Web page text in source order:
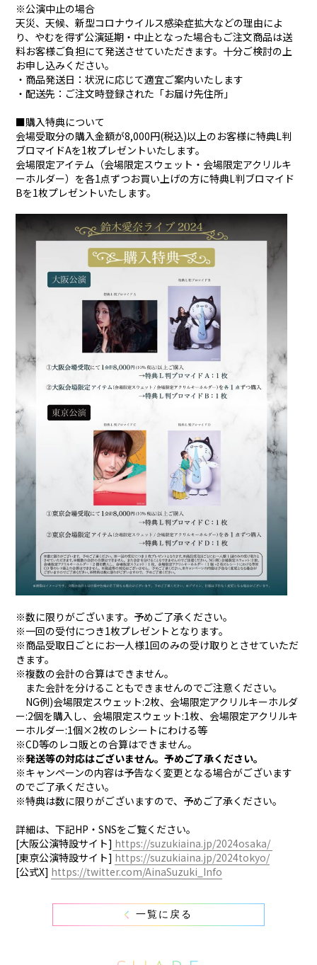
※公演中止の場合
天災、天候、新型コロナウイルス感染症拡大などの理由によ
り、やむを得ず公演延期・中止となった場合もご注文商品は送
料お客様ご負担にて発送させていただきます。十分ご検討の上
お申し込みください。
・商品発送日：状況に応じて適宜ご案内いたします
・配送先：ご注文時登録された「お届け先住所」
■購入特典について
会場受取分の購入金額が8,000円(税込)以上のお客様に特典L判
ブロマイドAを1枚プレゼントいたします。
会場限定アイテム（会場限定スウェット・会場限定アクリルキ
ーホルダー）を各1点ずつお買い上げの方に特典L判ブロマイド
Bを1枚プレゼントいたします。
※数に限りがございます。予めご了承ください。
※一回の受付につき1枚プレゼントとなります。
※商品受取日ごとにお一人様1回のみの受け取りとさせていただ
きます。
※複数の会計の合算はできません。
また会計を分けることもできませんのでご注意ください。
NG例)会場限定スウェット:2枚、会場限定アクリルキーホルダ
ー:2個を購入し、会場限定スウェット:1枚、会場限定アクリルキ
ーホルダー:1個×2枚のレシートにわける等
※CD等のレコ販との合算はできません。
※発送等の対応はございません。予めご了承ください。
※キャンペーンの内容は予告なく変更となる場合がございます
のでご了承ください。
※特典は数に限りがございますので、予めご了承ください。
詳細は、下記HP・SNSをご覧ください。
[大阪公演特設サイト] https://suzukiaina.jp/2024osaka/
[東京公演特設サイト] https://suzukiaina.jp/2024tokyo/
[公式X] https://twitter.com/AinaSuzuki_Info
一覧に戻る